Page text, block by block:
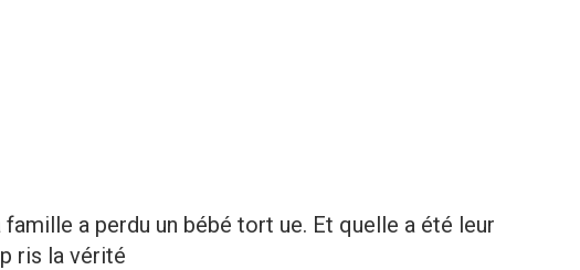
famille a perdu un bébé tort ue. Et quelle a été leur
ris la vérité